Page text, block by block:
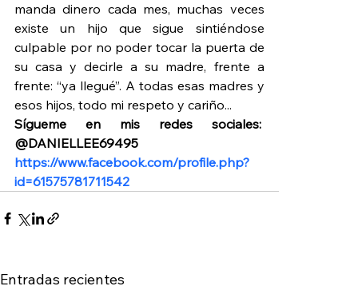
manda dinero cada mes, muchas veces
existe un hijo que sigue sintiéndose
culpable por no poder tocar la puerta de
su casa y decirle a su madre, frente a
frente: “ya llegué”. A todas esas madres y
esos hijos, todo mi respeto y cariño...
Sígueme en mis redes sociales:
https://www.facebook.com/profile.php?
id=61575781711542
Entradas recientes